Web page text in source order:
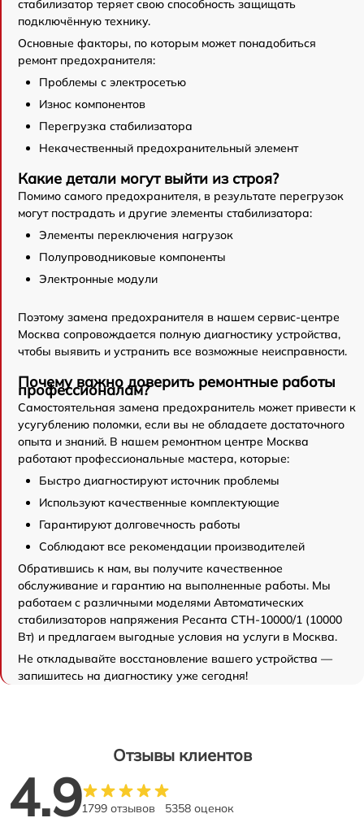
стабилизатор теряет свою способность защищать
подключённую технику.
Основные факторы, по которым может понадобиться
ремонт предохранителя:
Проблемы с электросетью
Износ компонентов
Перегрузка стабилизатора
Некачественный предохранительный элемент
Какие детали могут выйти из строя?
Помимо самого предохранителя, в результате перегрузок
могут пострадать и другие элементы стабилизатора:
Элементы переключения нагрузок
Полупроводниковые компоненты
Электронные модули
Поэтому замена предохранителя в нашем сервис-центре
Москва сопровождается полную диагностику устройства,
чтобы выявить и устранить все возможные неисправности.
Почему важно доверить ремонтные работы
профессионалам?
Самостоятельная замена предохранитель может привести к
усугублению поломки, если вы не обладаете достаточного
опыта и знаний. В нашем ремонтном центре Москва
работают профессиональные мастера, которые:
Быстро диагностируют источник проблемы
Используют качественные комплектующие
Гарантируют долговечность работы
Соблюдают все рекомендации производителей
Обратившись к нам, вы получите качественное
обслуживание и гарантию на выполненные работы. Мы
работаем с различными моделями Автоматических
стабилизаторов напряжения Ресанта СТН-10000/1 (10000
Вт) и предлагаем выгодные условия на услуги в Москва.
Не откладывайте восстановление вашего устройства —
запишитесь на диагностику уже сегодня!
Отзывы клиентов
4.91799 отзывов 5358 оценок